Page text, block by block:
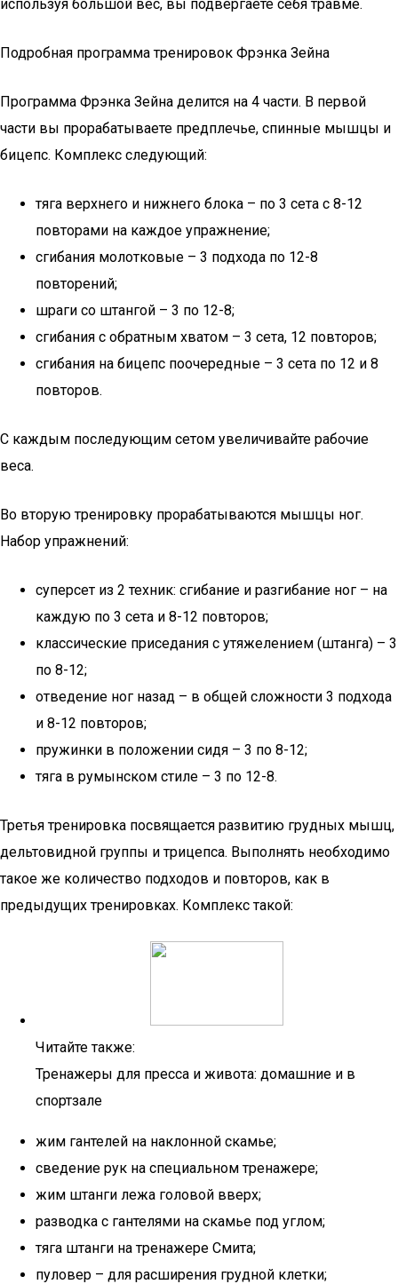
используя большой вес, вы подвергаете себя травме.
Подробная программа тренировок Фрэнка Зейна
Программа Фрэнка Зейна делится на 4 части. В первой
части вы прорабатываете предплечье, спинные мышцы и
бицепс. Комплекс следующий:
тяга верхнего и нижнего блока – по 3 сета с 8-12
повторами на каждое упражнение;
сгибания молотковые – 3 подхода по 12-8
повторений;
шраги со штангой – 3 по 12-8;
сгибания с обратным хватом – 3 сета, 12 повторов;
сгибания на бицепс поочередные – 3 сета по 12 и 8
повторов.
С каждым последующим сетом увеличивайте рабочие
веса.
Во вторую тренировку прорабатываются мышцы ног.
Набор упражнений:
суперсет из 2 техник: сгибание и разгибание ног – на
каждую по 3 сета и 8-12 повторов;
классические приседания с утяжелением (штанга) – 3
по 8-12;
отведение ног назад – в общей сложности 3 подхода
и 8-12 повторов;
пружинки в положении сидя – 3 по 8-12;
тяга в румынском стиле – 3 по 12-8.
Третья тренировка посвящается развитию грудных мышц,
дельтовидной группы и трицепса. Выполнять необходимо
такое же количество подходов и повторов, как в
предыдущих тренировках. Комплекс такой:
Читайте также:
Тренажеры для пресса и живота: домашние и в
спортзале
жим гантелей на наклонной скамье;
сведение рук на специальном тренажере;
жим штанги лежа головой вверх;
разводка с гантелями на скамье под углом;
тяга штанги на тренажере Смита;
пуловер – для расширения грудной клетки;